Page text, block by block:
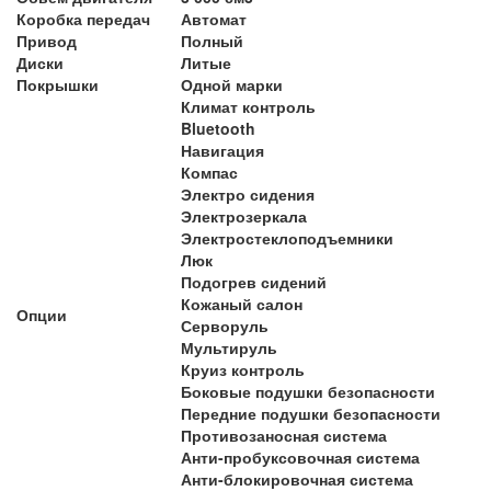
Коробка передач
Автомат
Привод
Полный
Диски
Литые
Покрышки
Одной марки
Опции
Климат контроль
Bluetooth
Навигация
Компас
Электро сидения
Электрозеркала
Электростеклоподъемники
Люк
Подогрев сидений
Кожаный салон
Серворуль
Мультируль
Круиз контроль
Боковые подушки безопасности
Передние подушки безопасности
Противозаносная система
Анти-пробуксовочная система
Анти-блокировочная система